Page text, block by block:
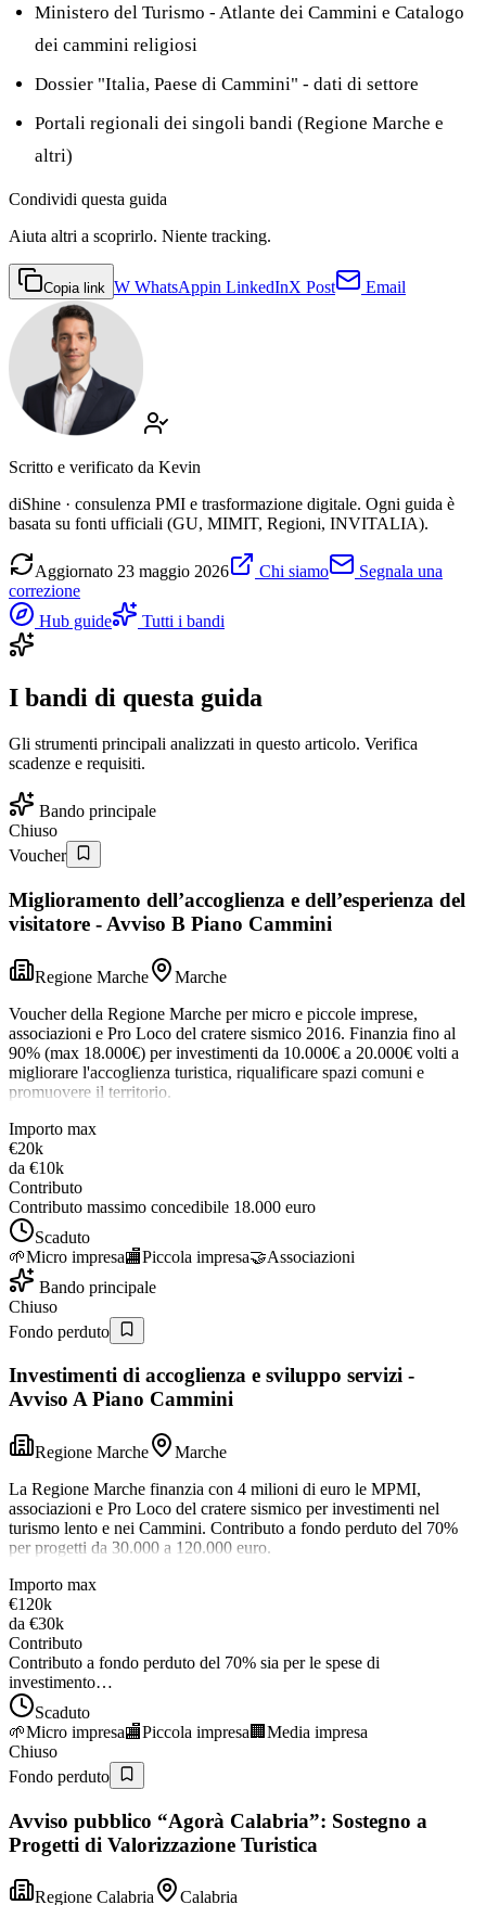
Ministero del Turismo - Atlante dei Cammini e Catalogo
dei cammini religiosi
Dossier "Italia, Paese di Cammini" - dati di settore
Portali regionali dei singoli bandi (Regione Marche e
altri)
Condividi questa guida
Aiuta altri a scoprirlo. Niente tracking.
Copia link W WhatsAppin LinkedInX Post Email
Scritto e verificato da Kevin
diShine · consulenza PMI e trasformazione digitale. Ogni guida è
basata su fonti ufficiali (GU, MIMIT, Regioni, INVITALIA).
Aggiornato 23 maggio 2026 Chi siamo
Segnala una
correzione
Hub guide
Tutti i bandi
I bandi di questa guida
Gli strumenti principali analizzati in questo articolo. Verifica
scadenze e requisiti.
Bando principale
Chiuso
Voucher
Miglioramento dell’accoglienza e dell’esperienza del
visitatore - Avviso B Piano Cammini
Regione Marche
Marche
Voucher della Regione Marche per micro e piccole imprese,
associazioni e Pro Loco del cratere sismico 2016. Finanzia fino al
90% (max 18.000€) per investimenti da 10.000€ a 20.000€ volti a
migliorare l'accoglienza turistica, riqualificare spazi comuni e
promuovere il territorio.
Importo max
€20k
da €10k
Contributo
Contributo massimo concedibile 18.000 euro
Scaduto
🌱Micro impresa🏬Piccola impresa🤝Associazioni
Bando principale
Chiuso
Fondo perduto
Investimenti di accoglienza e sviluppo servizi -
Avviso A Piano Cammini
Regione Marche
Marche
La Regione Marche finanzia con 4 milioni di euro le MPMI,
associazioni e Pro Loco del cratere sismico per investimenti nel
turismo lento e nei Cammini. Contributo a fondo perduto del 70%
per progetti da 30.000 a 120.000 euro.
Importo max
€120k
da €30k
Contributo
Contributo a fondo perduto del 70% sia per le spese di
investimento…
Scaduto
🌱Micro impresa🏬Piccola impresa 🏢 Media impresa
Chiuso
Fondo perduto
Avviso pubblico “Agorà Calabria”: Sostegno a
Progetti di Valorizzazione Turistica
Regione Calabria Calabria